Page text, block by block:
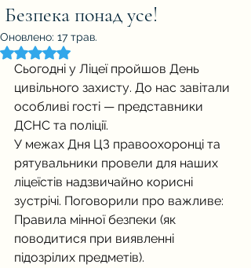
Безпека понад усе!
Оновлено: 17 трав.
Оцінка: NaN з 5 зірок.
Сьогодні у Ліцеї пройшов День
цивільного захисту. До нас завітали
особливі гості — представники
ДСНС та поліції.
У межах Дня ЦЗ правоохоронці та
рятувальники провели для наших
ліцеїстів надзвичайно корисні
зустрічі. Поговорили про важливе:
Правила мінної безпеки (як
поводитися при виявленні
підозрілих предметів).